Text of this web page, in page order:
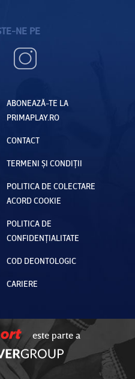
NE PE
ABONEAZĂ-TE LA
PRIMAPLAY.RO
CONTACT
TERMENI ȘI CONDIȚII
POLITICA DE COLECTARE
ACORD COOKIE
POLITICA DE
CONFIDENȚIALITATE
COD DEONTOLOGIC
CARIERE
este parte a